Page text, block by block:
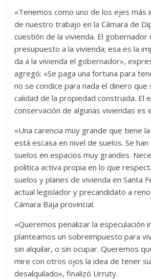
«Tenemos como uno de los ejes
de nuestro trabajo en la Cámara de
cuestión de la vivienda. El gobernador
presupuesto a la vivienda; esa es la
da a la vivienda el gobernador»,
agregó: «Se paga una fortuna para
no se condice para nada el dinero que
calidad de la propiedad construida. El
conservación de algunas viviendas es
«Una carencia muy grande que tiene
está escasa en nivel de suelos. Se
suelos en espacios muy grandes.
política activa propia en lo que
suelos y planes de vivienda en Santa
actual legislador y precandidato a
Cámara Baja provincial.
«Queremos penalizar la especulación
planteamos un sobreimpuesto para
sin alquilar, o sin ocupar. Queremos
mire con otros ojos la idea de tener
desalquilado», finalizó Urruty.